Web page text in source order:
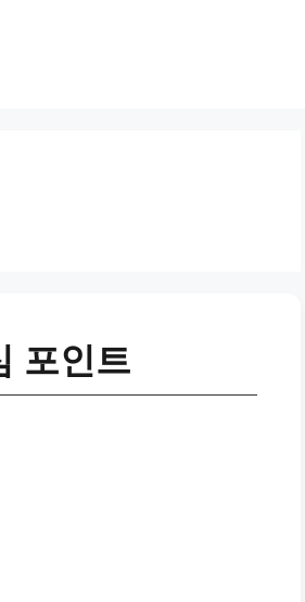
포인트